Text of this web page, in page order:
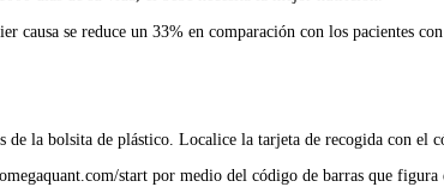
causa se reduce un 33% en comparación con los pacientes
de la bolsita de plástico. Localice la tarjeta de recogida con el
start por medio del código de barras que